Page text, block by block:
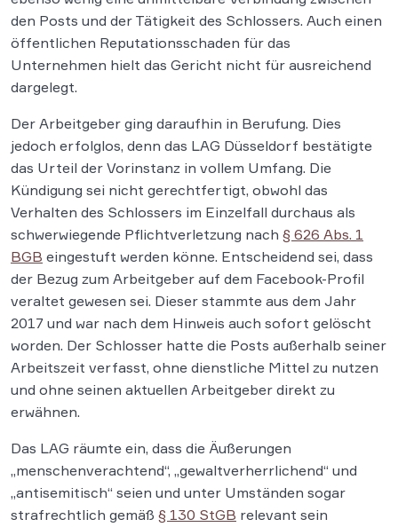
den Posts und der Tätigkeit des Schlossers. Auch einen
öffentlichen Reputationsschaden für das
Unternehmen hielt das Gericht nicht für ausreichend
dargelegt.
Der Arbeitgeber ging daraufhin in Berufung. Dies
jedoch erfolglos, denn das LAG Düsseldorf bestätigte
das Urteil der Vorinstanz in vollem Umfang. Die
Kündigung sei nicht gerechtfertigt, obwohl das
Verhalten des Schlossers im Einzelfall durchaus als
schwerwiegende Pflichtverletzung nach § 626 Abs. 1
BGB eingestuft werden könne. Entscheidend sei, dass
der Bezug zum Arbeitgeber auf dem Facebook-Profil
veraltet gewesen sei. Dieser stammte aus dem Jahr
2017 und war nach dem Hinweis auch sofort gelöscht
worden. Der Schlosser hatte die Posts außerhalb seiner
Arbeitszeit verfasst, ohne dienstliche Mittel zu nutzen
und ohne seinen aktuellen Arbeitgeber direkt zu
erwähnen.
Das LAG räumte ein, dass die Äußerungen
„menschenverachtend“, „gewaltverherrlichend“ und
„antisemitisch“ seien und unter Umständen sogar
strafrechtlich gemäß § 130 StGB relevant sein